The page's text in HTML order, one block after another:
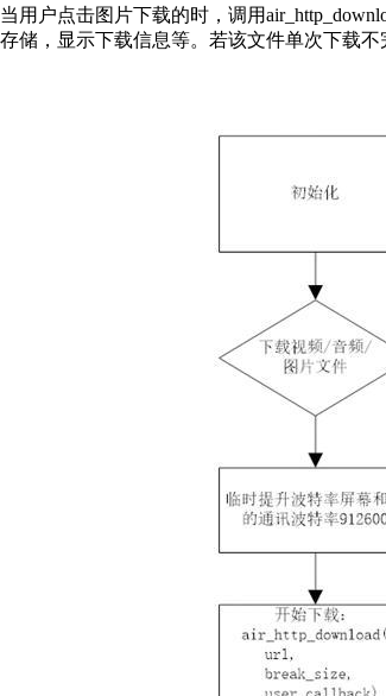
当用户点击图片下载的时，调用
存储，显示下载信息等。若该文件单次下载不